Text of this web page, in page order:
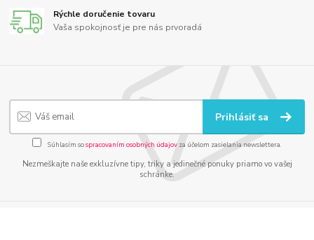
Rýchle doručenie tovaru
Vaša spokojnosť je pre nás prvoradá
Prihlásiť sa
Súhlasím sospracovaním osobných údajov za účelom zasielania newslettera.
Nezmeškajte naše exkluzívne tipy, triky a jedinečné ponuky priamo vo vašej
schránke.